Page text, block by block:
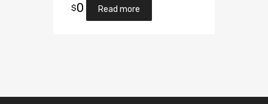
$0 Read more